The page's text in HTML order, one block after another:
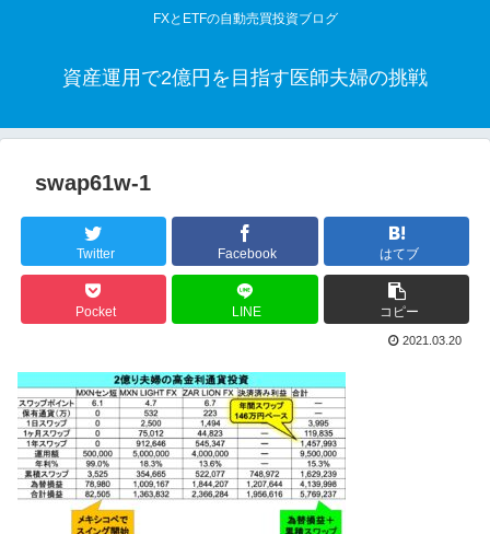
FXとETFの自動売買投資ブログ
資産運用で2億円を目指す医師夫婦の挑戦
swap61w-1
Twitter Facebook はてブ
Pocket LINE コピー
2021.03.20